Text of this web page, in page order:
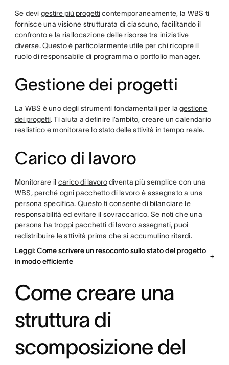
Se devi gestire più progetticontemporaneamente, la WBS ti
fornisce una visione strutturata di ciascuno, facilitando il
confronto e la riallocazione delle risorse tra iniziative
diverse. Questo è particolarmente utile per chi ricopre il
ruolo di responsabile di programma o portfolio manager.
Gestione dei progetti
La WBS è uno degli strumenti fondamentali per lagestione
dei progetti. Ti aiuta a definire l’ambito, creare un calendario
realistico e monitorare lostato delle attività in tempo reale.
Carico di lavoro
Monitorare il carico di lavorodiventa più semplice con una
WBS, perché ogni pacchetto di lavoro è assegnato a una
persona specifica. Questo ti consente di bilanciare le
responsabilità ed evitare il sovraccarico. Se noti che una
persona ha troppi pacchetti di lavoro assegnati, puoi
redistribuire le attività prima che si accumulino ritardi.
Leggi: Come scrivere un resoconto sullo stato del progetto
in modo efficiente
Come creare una
struttura di
scomposizione del